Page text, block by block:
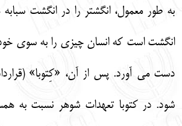
به طور معمول، انگشتر را در انگشت سبابه
انگشت است كه انسان چيزي را به سوي
دست مي آورد. پس از آن، «كِتوبا»
شود. در كتوبا تعهدات شوهر نسبت به